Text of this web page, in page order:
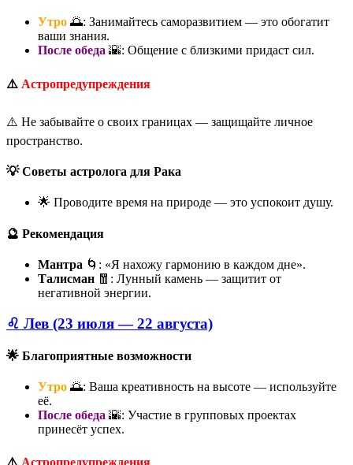
Утро 🌅: Занимайтесь саморазвитием — это обогатит
ваши знания.
После обеда 🌇: Общение с близкими придаст сил.
⚠️ Астропредупреждения
⚠️ Не забывайте о своих границах — защищайте личное
пространство.
💡 Советы астролога для Рака
🌟 Проводите время на природе — это успокоит душу.
🔮 Рекомендация
Мантра 🌀: «Я нахожу гармонию в каждом дне».
Талисман 🧧: Лунный камень — защитит от
негативной энергии.
♌ Лев (23 июля — 22 августа)
🌟 Благоприятные возможности
Утро 🌅: Ваша креативность на высоте — используйте
её.
После обеда 🌇: Участие в групповых проектах
принесёт успех.